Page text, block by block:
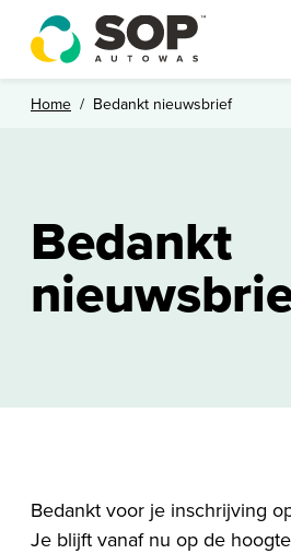
Home / Bedankt nieuwsbrief
Bedankt
Bedankt voor je inschrijving
Je blijft vanaf nu op de